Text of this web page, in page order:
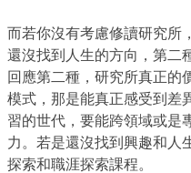
而若你沒有考慮修讀研究所
還沒找到人生的方向，第二
回應第二種，研究所真正的
模式，那是能真正感受到差
習的世代，要能跨領域或是
力。若是還沒找到興趣和人
探索和職涯探索課程。